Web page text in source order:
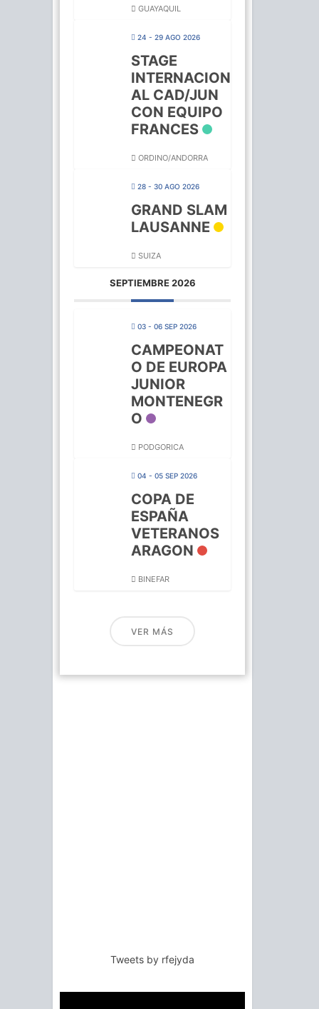
GUAYAQUIL
24 - 29 AGO 2026
STAGE
INTERNACION
AL CAD/JUN
CON EQUIPO
FRANCES
ORDINO/ANDORRA
28 - 30 AGO 2026
GRAND SLAM
LAUSANNE
SUIZA
SEPTIEMBRE 2026
03 - 06 SEP 2026
CAMPEONAT
O DE EUROPA
JUNIOR
MONTENEGR
O
PODGORICA
04 - 05 SEP 2026
COPA DE
ESPAÑA
VETERANOS
ARAGON
BINEFAR
VER MÁS
Tweets by rfejyda